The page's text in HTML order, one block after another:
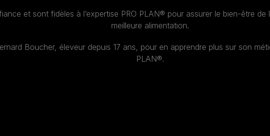
et sont fidèles à l’expertise PRO PLAN® pour assurer le bien-être
meilleure alimentation.
Boucher, éleveur depuis 17 ans, pour en apprendre plus sur son
PLAN®.